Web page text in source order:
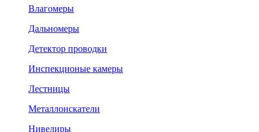
Влагомеры
Дальномеры
Детектор проводки
Инспекционые камеры
Лестницы
Металлоискатели
Нивелиры